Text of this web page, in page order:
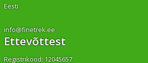
Eesti
info@finetrek.ee
Ettevõttest
Registrikood: 12045657